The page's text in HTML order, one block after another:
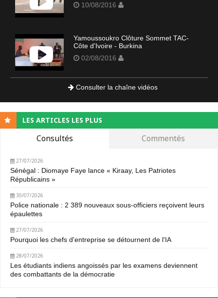
10/08/2016
Yamoussoukro Clôture Sommet TAC-
Côte d'Ivoire - Burkina
02/08/2016
Consulter la chaîne vidéos
LES ARTICLES LES PLUS
Consultés Commentés
27/07/2026
Sénégal : Diomaye Faye lance « Kiraay, Les Patriotes
Républicains »
30/07/2026
Police nationale : 2 389 nouveaux sous-officiers reçoivent leurs
épaulettes
27/07/2026
Pourquoi les chefs d'entreprise se détournent de l'IA
28/07/2026
Les étudiants indiens angoissés par les examens deviennent
des combattants de la démocratie